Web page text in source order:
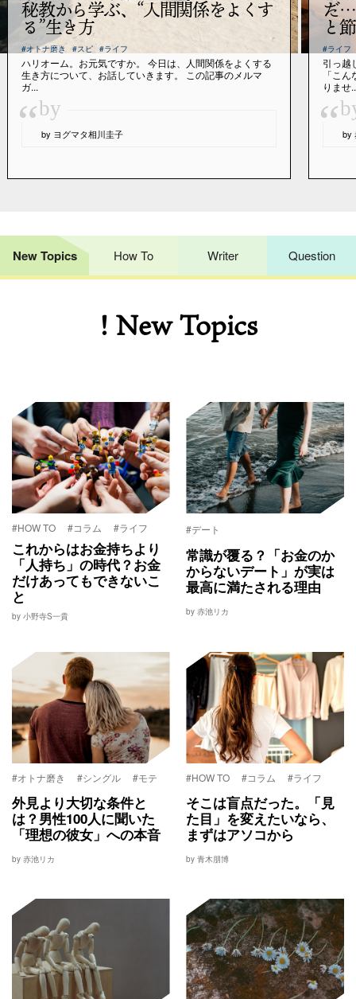
秘教から学ぶ、“人間関係をよくす
る”生き方
#オトナ磨き #スピ #ライフ
ハリオーム。お元気ですか。 今日は、人間関係をよくする
生き方について、お話していきます。 この記事のメルマ
ガ...
“by
by ヨグマタ相川圭子
だ…
と
#ライフ
引っ越
「こ
りませ
“ by
New Topics How To Writer Question
! New Topics
#HOW TO #コラム #ライフ
これからはお金持ちより
「人持ち」の時代？お金
だけあってもできないこ
と
by 小野寺S一貴
#デート
常識が覆る？「お金のか
からないデート」が実は
最高に満たされる理由
by 赤池リカ
#オトナ磨き #シングル #モテ
外見より大切な条件と
は？男性100人に聞いた
「理想の彼女」への本音
by 赤池リカ
#HOW TO #コラム #ライフ
そこは盲点だった。「見
た目」を変えたいなら、
まずはアソコから
by 青木朋博